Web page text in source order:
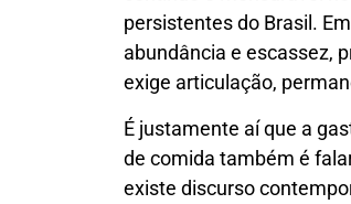
persistentes do Brasil.
abundância e escassez,
exige articulação,
É justamente aí que a
de comida também é
existe discurso